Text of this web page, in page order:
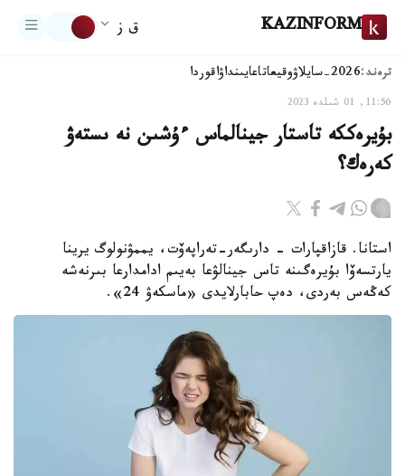
KAZINFORM ق ز
ترەند:2026-سايلاۋ وقيعاتاعايىنداۋاقوردا
11:56, 01 شىلدە 2023
بۇيرەككە تاستار جينالماس ءۇشىن نە ىستەۋ
كەرەك؟
استانا. قازاقپارات - دارىگەر-تەراپەۆت، يممۋنولوگ يرينا
يارتسەۆا بۇيرەگىنە تاس جينالۋعا بەيىم ادامدارعا بىرنەشە
كەڭەس بەردى، دەپ حابارلايدى «ماسكەۋ 24».